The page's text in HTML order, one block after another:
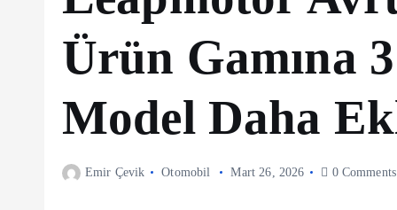
Ürün Gamına
Model Daha
Emir Çevik Otomobil Mart 26, 2026 0 Comments